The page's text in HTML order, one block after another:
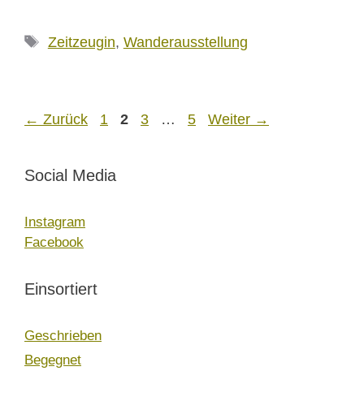
Schlagwörter
Zeitzeugin, Wanderausstellung
← Zurück Seite
1 Seite
2 Seite
3 … Seite
5 Weiter →
Social Media
Instagram
Facebook
Einsortiert
Geschrieben
Begegnet